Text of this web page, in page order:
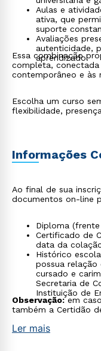
Aulas e
ativa, que
suporte
Avaliações
autenticidade,
aprendizado.
Essa combinação
completa, conectada
contemporâneo e às
Escolha um curso
flexibilidade,
Informações
Ao final de sua
documentos on-line
Diploma (frente
Certificado de
data da
Histórico
possua relação
cursado e
Secretaria de
Instituição de
Observação:em
também a Certidão
Ler mais